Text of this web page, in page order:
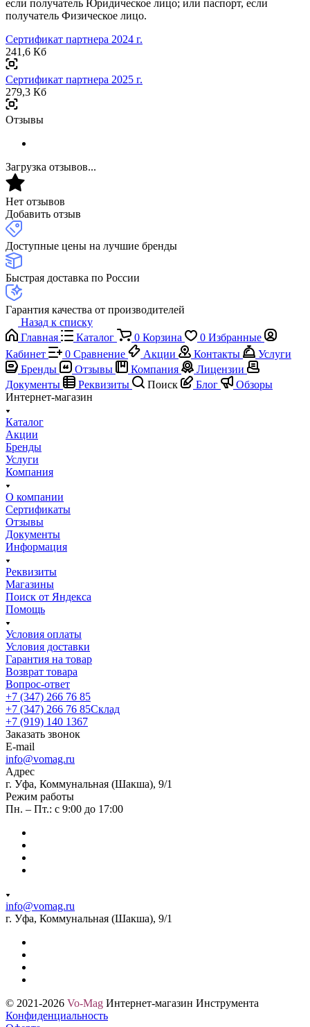
если получатель Юридическое лицо; или паспорт, если
получатель Физическое лицо.
Сертификат партнера 2024 г.
241,6 Кб
Сертификат партнера 2025 г.
279,3 Кб
Отзывы
Загрузка отзывов...
Нет отзывов
Добавить отзыв
Доступные цены на лучшие бренды
Быстрая доставка по России
Гарантия качества от производителей
Назад к списку
Главная
Каталог 0 Корзина 0 Избранные
Кабинет
0 Сравнение Акции Контакты
Услуги
Бренды
Отзывы Компания
Лицензии
Документы
Реквизиты Поиск Блог
Обзоры
Интернет-магазин
Каталог
Акции
Бренды
Услуги
Компания
О компании
Сертификаты
Отзывы
Документы
Информация
Реквизиты
Магазины
Поиск от Яндекса
Помощь
Условия оплаты
Условия доставки
Гарантия на товар
Возврат товара
Вопрос-ответ
+7 (347) 266 76 85
+7 (347) 266 76 85Склад
+7 (919) 140 1367
Заказать звонок
E-mail
info@vomag.ru
Адрес
г. Уфа, Коммунальная (Шакша), 9/1
Режим работы
Пн. – Пт.: с 9:00 до 17:00
info@vomag.ru
г. Уфа, Коммунальная (Шакша), 9/1
© 2021-2026 Vo-Mag Интернет-магазин Инструмента
Конфиденциальность